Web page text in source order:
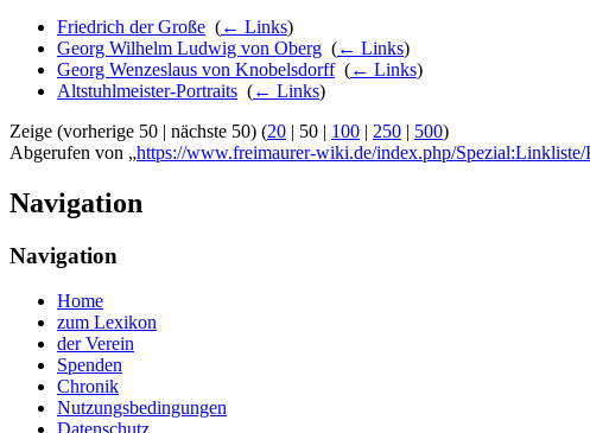
Friedrich der Große (← Links)
Georg Wilhelm Ludwig von Oberg (← Links)
Georg Wenzeslaus von Knobelsdorff‎ (← Links)
Altstuhlmeister-Portraits (← Links)
Zeige (vorherige 50 | nächste 50) (20 | 50 | 100 | 250 | 500)
Abgerufen von „https://www.freimaurer-wiki.de/index.php/
Navigation
Navigation
Home
zum Lexikon
der Verein
Spenden
Chronik
Nutzungsbedingungen